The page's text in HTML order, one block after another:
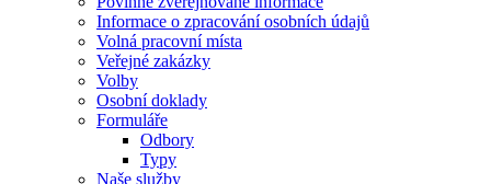
Informace o zpracování osobních údajů
Volná pracovní místa
Veřejné zakázky
Volby
Osobní doklady
Formuláře
Odbory
Typy
Naše služby